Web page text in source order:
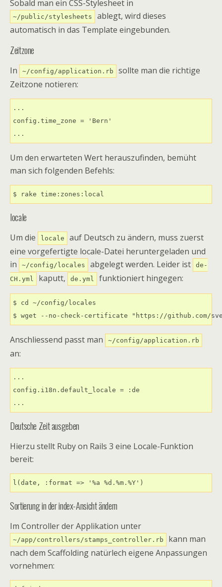
Sobald man ein CSS-Stylesheet in
~/public/stylesheets
ablegt, wird dieses
automatisch in das Template eingebunden.
Zeitzone
In ~/config/application.rb
sollte man die richtige
Zeitzone notieren:
...
config.time_zone = 'Bern'
...
Um den erwarteten Wert herauszufinden, bemüht
man sich folgenden Befehls:
$ rake time:zones:local
locale
Um die locale
auf Deutsch zu ändern, muss zuerst
eine vorgefertigte locale-Datei heruntergeladen und
in
~/config/locales abgelegt werden. Leider ist
de-
CH.yml
kaputt, de.yml funktioniert hingegen:
$ cd ~/config/locales
$ wget --no-check-certificate "https://github.com/
Anschliessend passt man ~/config/application.rb
an:
...
config.i18n.default_locale = :de
...
Deutsche Zeit ausgeben
Hierzu stellt Ruby on Rails 3 eine Locale-Funktion
bereit:
l(date, :format => '%a %d.%m.%Y')
Sortierung in der index-Ansicht ändern
Im Controller der Applikation unter
~/app/controllers/stamps_controller.rb
kann man
nach dem Scaffolding natürlech eigene Anpassungen
vornehmen: